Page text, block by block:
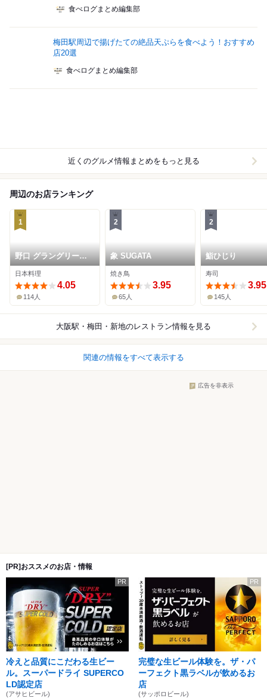
食べログまとめ編集部
梅田駅周辺で揚げたての絶品天ぷらを食べよう！おすすめ
店20選
食べログまとめ編集部
近くのグルメ情報まとめをもっと見る
周辺のお店ランキング
1
野口 グラングリーン
大阪
日本料理
4.05
114人
2
象 SUGATA
焼き鳥
3.95
65人
2
鮨ひじり
寿司
3.95
145人
大阪駅・梅田・新地のレストラン情報を見る
関連の情報をすべて表示する
広告を非表示
[PR]おススメのお店・情報
PR
冷えと品質にこだわる生ビー
ル。スーパードライ SUPERCO
LD認定店
(アサヒビール)
PR
完璧な生ビール体験を。ザ・パ
ーフェクト黒ラベルが飲めるお
店
(サッポロビール)